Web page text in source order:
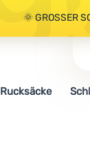
🌞 GROSSER
🤫 - 10 % AUF
🌞 GROSSER
Rucksäcke